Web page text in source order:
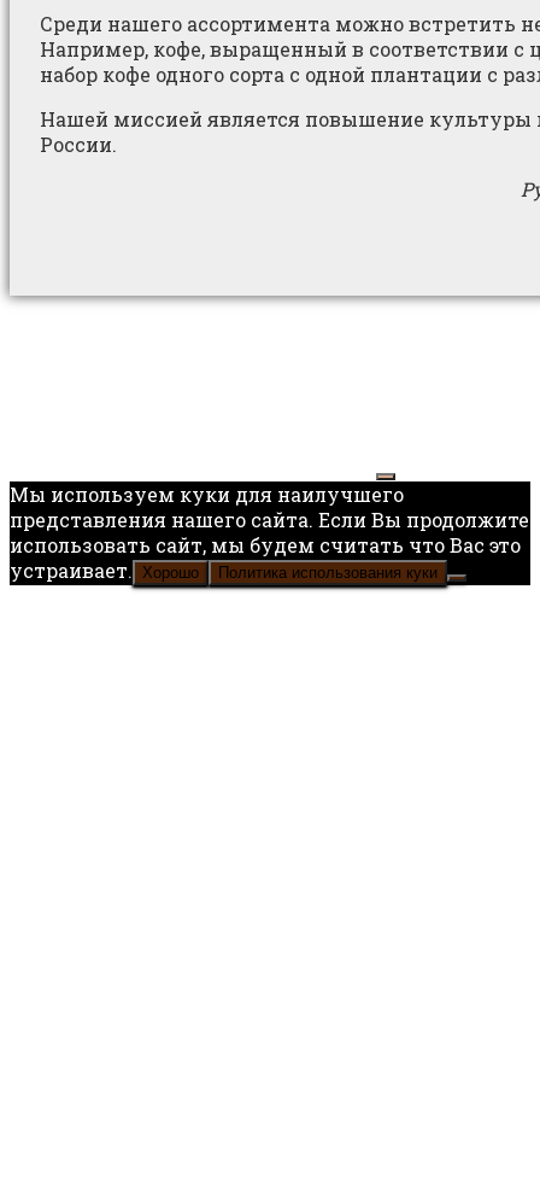
Среди нашего ассортимента можно встретить
Например, кофе, выращенный в соответствии с
набор кофе одного сорта с одной плантации с
Нашей миссией является повышение культуры
России.
Мы используем куки для наилучшего
представления нашего сайта. Если Вы продолжите
использовать сайт, мы будем считать что Вас это
устраивает.
Хорошо Политика использования куки